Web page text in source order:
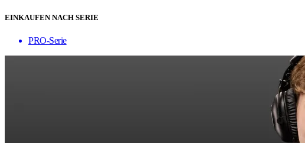
EINKAUFEN NACH SERIE
PRO-Serie